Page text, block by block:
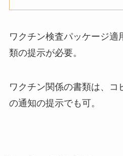
ワクチン検査パッケージ適
類の提示が必要。
ワクチン関係の書類は、コ
の通知の提示でも可。